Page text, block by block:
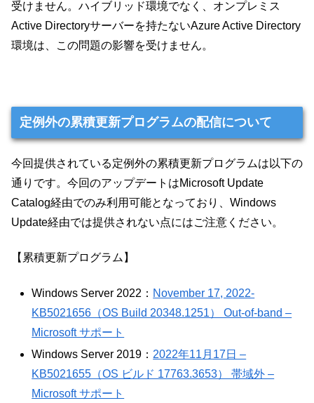
受けません。ハイブリッド環境でなく、オンプレミス
Active Directoryサーバーを持たないAzure Active Directory
環境は、この問題の影響を受けません。
定例外の累積更新プログラムの配信について
今回提供されている定例外の累積更新プログラムは以下の
通りです。今回のアップデートはMicrosoft Update
Catalog経由でのみ利用可能となっており、Windows
Update経由では提供されない点にはご注意ください。
【累積更新プログラム】
Windows Server 2022： November 17, 2022-
KB5021656（OS Build 20348.1251） Out-of-band –
Microsoft サポート
Windows Server 2019： 2022年11月17日 –
KB5021655（OS ビルド 17763.3653） 帯域外 –
Microsoft サポート